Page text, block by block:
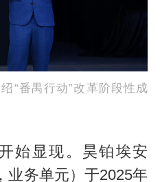
“番禺行动”改革阶段性成
始显现。昊铂埃安
业务单元）于2025年